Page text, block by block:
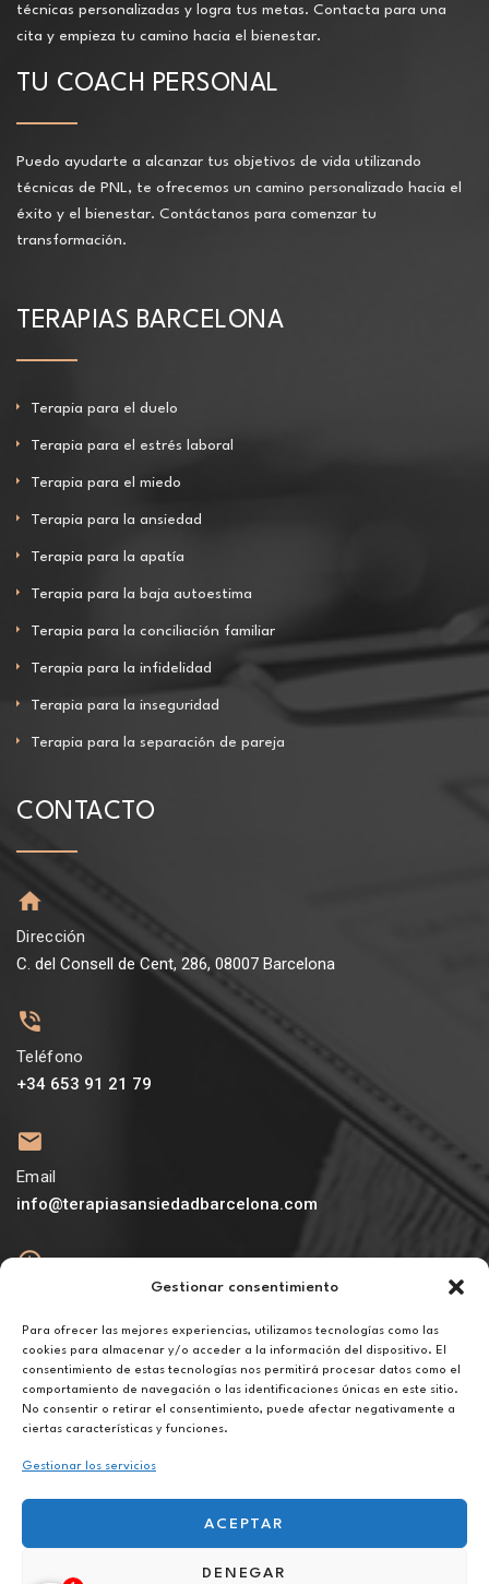
Gestionar consentimiento
Para ofrecer las mejores experiencias, utilizamos tecnologías como las
cookies para almacenar y/o acceder a la información del dispositivo. El
consentimiento de estas tecnologías nos permitirá procesar datos como el
comportamiento de navegación o las identificaciones únicas en este sitio.
No consentir o retirar el consentimiento, puede afectar negativamente a
ciertas características y funciones.
Gestionar los servicios
ACEPTAR
DENEGAR
técnicas personalizadas y logra tus metas. Contacta para una
cita y empieza tu camino hacia el bienestar.
TU COACH PERSONAL
Puedo ayudarte a alcanzar tus objetivos de vida utilizando
técnicas de PNL, te ofrecemos un camino personalizado hacia el
éxito y el bienestar. Contáctanos para comenzar tu
transformación.
TERAPIAS BARCELONA
Terapia para el duelo
Terapia para el estrés laboral
Terapia para el miedo
Terapia para la ansiedad
Terapia para la apatía
Terapia para la baja autoestima
Terapia para la conciliación familiar
Terapia para la infidelidad
Terapia para la inseguridad
Terapia para la separación de pareja
CONTACTO
Dirección
C. del Consell de Cent, 286, 08007 Barcelona
Teléfono
+34 653 91 21 79
Email
info@terapiasansiedadbarcelona.com
De lunes a viernes de 10h a 20h
Aviso legal
Política de privacidad
Política de cookies
Hipnoterapia online en Murcia